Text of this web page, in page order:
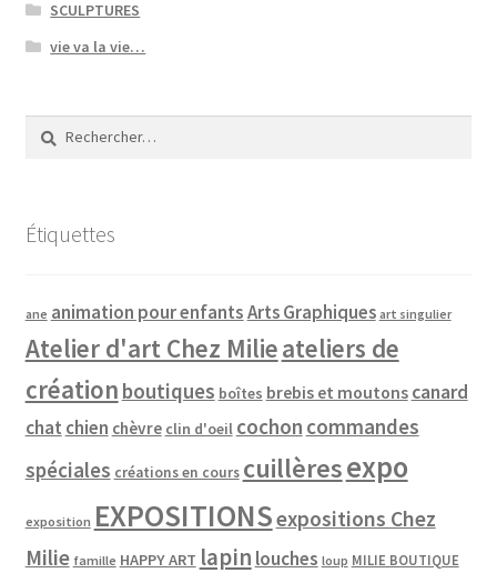
SCULPTURES
vie va la vie…
Rechercher :
Étiquettes
ane animation pour enfantsArts Graphiques art singulier
Atelier d'art Chez Milieateliers de
création boutiques boîtes brebis et moutons canard
chat chien chèvre clin d'oeil cochon commandes
spéciales créations en cours cuillèresexpo
exposition EXPOSITIONSexpositions Chez
Milie famille HAPPY ART lapin louches loup MILIE BOUTIQUE